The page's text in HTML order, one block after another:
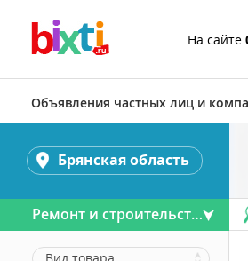
На сайте
Объявления частных лиц и
Брянская область
Ремонт и строительство